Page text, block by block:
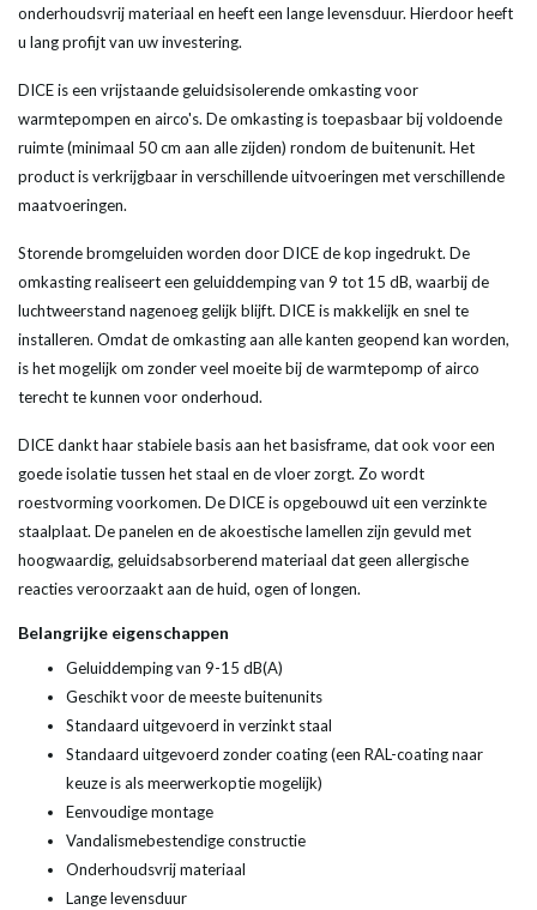
onderhoudsvrij materiaal en heeft een lange levensduur. Hierdoor heeft
u lang profijt van uw investering.
DICE is een vrijstaande geluidsisolerende omkasting voor
warmtepompen en airco's. De omkasting is toepasbaar bij voldoende
ruimte (minimaal 50 cm aan alle zijden) rondom de buitenunit. Het
product is verkrijgbaar in verschillende uitvoeringen met verschillende
maatvoeringen.
Storende bromgeluiden worden door DICE de kop ingedrukt. De
omkasting realiseert een geluiddemping van 9 tot 15 dB, waarbij de
luchtweerstand nagenoeg gelijk blijft. DICE is makkelijk en snel te
installeren. Omdat de omkasting aan alle kanten geopend kan worden,
is het mogelijk om zonder veel moeite bij de warmtepomp of airco
terecht te kunnen voor onderhoud.
DICE dankt haar stabiele basis aan het basisframe, dat ook voor een
goede isolatie tussen het staal en de vloer zorgt. Zo wordt
roestvorming voorkomen. De DICE is opgebouwd uit een verzinkte
staalplaat. De panelen en de akoestische lamellen zijn gevuld met
hoogwaardig, geluidsabsorberend materiaal dat geen allergische
reacties veroorzaakt aan de huid, ogen of longen.
Belangrijke eigenschappen
Geluiddemping van 9-15 dB(A)
Geschikt voor de meeste buitenunits
Standaard uitgevoerd in verzinkt staal
Standaard uitgevoerd zonder coating (een RAL-coating naar
keuze is als meerwerkoptie mogelijk)
Eenvoudige montage
Vandalismebestendige constructie
Onderhoudsvrij materiaal
Lange levensduur